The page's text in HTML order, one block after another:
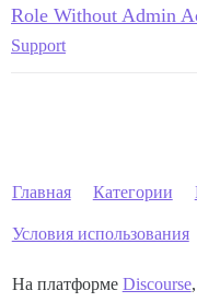
Role Without Admin
Support
Главная Категории
Условия использования
На платформе Discourse